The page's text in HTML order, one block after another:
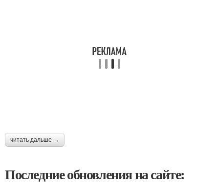
читать дальше →
Последние обновления на сайте: